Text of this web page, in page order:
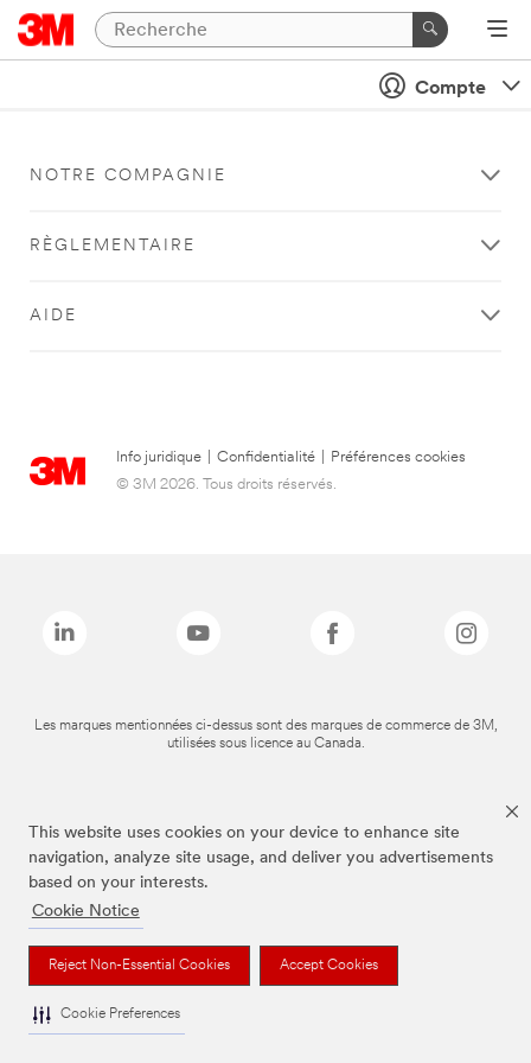
This website uses cookies on your device to enhance site
navigation, analyze site usage, and deliver you advertisements
based on your interests.
Cookie Notice
Reject Non-Essential Cookies Accept Cookies
Cookie Preferences
Compte
NOTRE COMPAGNIE
RÈGLEMENTAIRE
AIDE
Info juridique Confidentialité
Préférences cookies
© 3M 2026. Tous droits réservés.
Les marques mentionnées ci-dessus sont des marques de commerce de 3M,
utilisées sous licence au Canada.